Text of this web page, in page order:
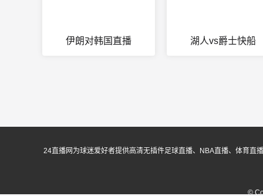
伊朗对韩国直播 湖人vs爵士快船
24直播网为球迷爱好者提供高清无插件足球直播、NBA直播、体育直
©